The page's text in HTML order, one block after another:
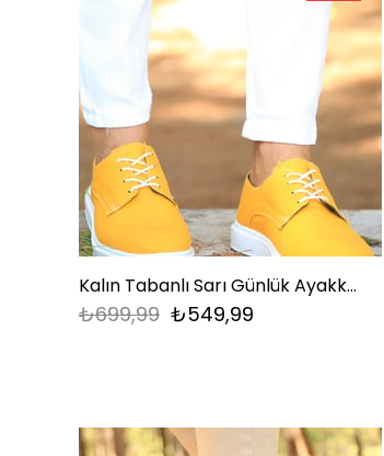
Kalın Tabanlı Sarı Günlük Ayakkabı
₺549,99
₺699,99